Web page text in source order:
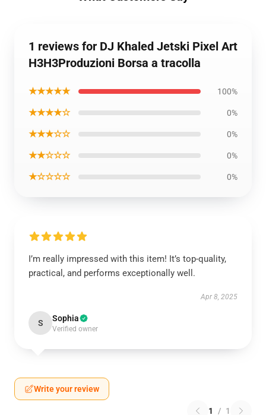
1 reviews for DJ Khaled Jetski Pixel Art
H3H3Produzioni Borsa a tracolla
★★★★★ 100%
★★★★☆ 0%
★★★☆☆ 0%
★★☆☆☆ 0%
★☆☆☆☆ 0%
I’m really impressed with this item! It’s top-quality,
practical, and performs exceptionally well.
Apr 8, 2025
S Sophia
Verified owner
Write your review
1 / 1